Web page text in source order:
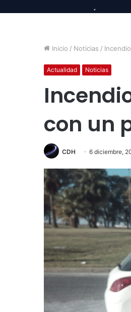
Inicio / Noticias /
Actualidad Noticias
con un
CDH 6 diciembre,